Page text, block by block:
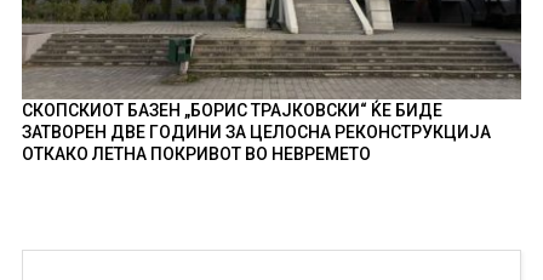
СКОПСКИОТ БАЗЕН „БОРИС ТРАЈКОВСКИ“ ЌЕ БИДЕ
ЗАТВОРЕН ДВЕ ГОДИНИ ЗА ЦЕЛОСНА РЕКОНСТРУКЦИЈА
ОТКАКО ЛЕТНА ПОКРИВОТ ВО НЕВРЕМЕТО